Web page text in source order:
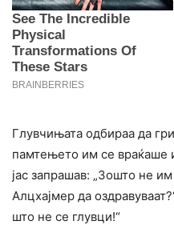
Глувчињата одбираа да
памтењето им се враќаше
јас запрашав: „Зошто не
Алцхајмер да
што не се глувци!“